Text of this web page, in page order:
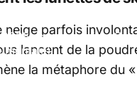
: comment
mentale)
parfois
lancent de la
la métaphore du